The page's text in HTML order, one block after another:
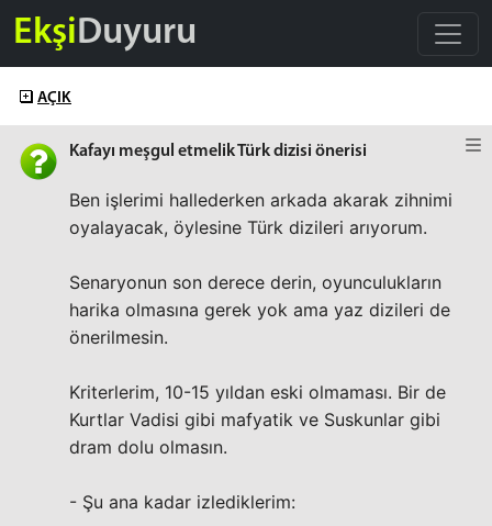
EkşiDuyuru
AÇIK
Kafayı meşgul etmelik Türk dizisi önerisi
Ben işlerimi hallederken arkada akarak zihnimi
oyalayacak, öylesine Türk dizileri arıyorum.
Senaryonun son derece derin, oyunculukların
harika olmasına gerek yok ama yaz dizileri de
önerilmesin.
Kriterlerim, 10-15 yıldan eski olmaması. Bir de
Kurtlar Vadisi gibi mafyatik ve Suskunlar gibi
dram dolu olmasın.
- Şu ana kadar izlediklerim: